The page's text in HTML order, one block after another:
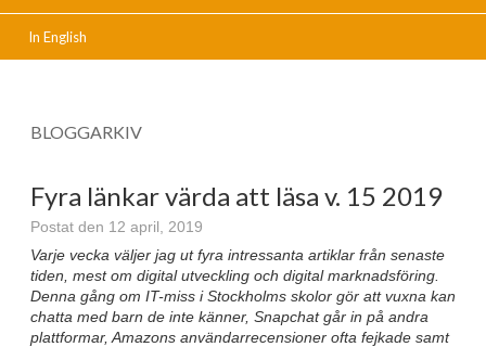
In English
BLOGGARKIV
Fyra länkar värda att läsa v. 15 2019
Postat den 12 april, 2019
Varje vecka väljer jag ut fyra intressanta artiklar från senaste
tiden, mest om digital utveckling och digital marknadsföring.
Denna gång om IT-miss i Stockholms skolor gör att vuxna kan
chatta med barn de inte känner, Snapchat går in på andra
plattformar, Amazons användarrecensioner ofta fejkade samt